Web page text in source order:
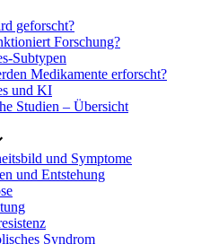
geforscht?
Forschung?
Subtypen
Medikamente erforscht?
und KI
Studien – Übersicht
und Symptome
und Entstehung
Syndrom